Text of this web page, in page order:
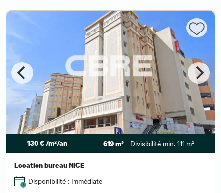
130 € /m²/an 619 m² - Divisibilité min. 111 m²
Location bureau NICE
Disponibilité : Immédiate